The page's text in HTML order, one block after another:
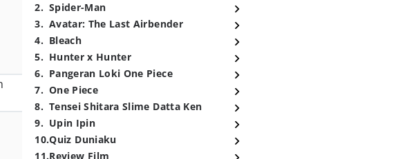
2. Spider-Man
3. Avatar: The Last Airbender
4. Bleach
5. Hunter x Hunter
6. Pangeran Loki One Piece
7. One Piece
8. Tensei Shitara Slime Datta Ken
9. Upin Ipin
10.Quiz Duniaku
11.Review Film